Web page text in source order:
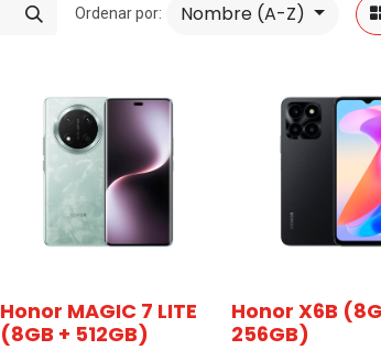
Ordenar por: Nombre (A-Z)
Honor MAGIC 7 LITE
(8GB + 512GB)
Honor X6B
256GB)